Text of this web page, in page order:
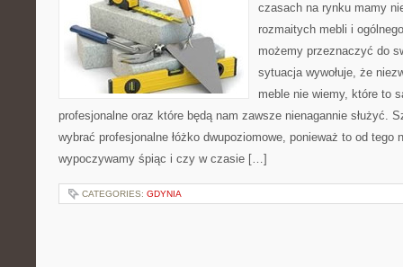
czasach na rynku mamy
rozmaitych mebli i
możemy przeznaczyć do
sytuacja wywołuje, że
meble nie wiemy, które to
profesjonalne oraz które będą nam zawsze nienagannie służyć.
wybrać profesjonalne łóżko dwupoziomowe, ponieważ to od tego
wypoczywamy śpiąc i czy w czasie […]
CATEGORIES: GDYNIA